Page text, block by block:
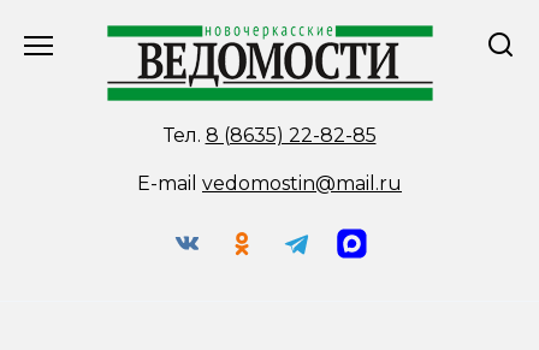
Тел. 8 (8635) 22-82-85
E-mail vedomostin@mail.ru